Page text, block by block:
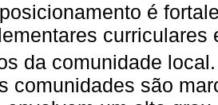
é
da comunidade
comunidades são